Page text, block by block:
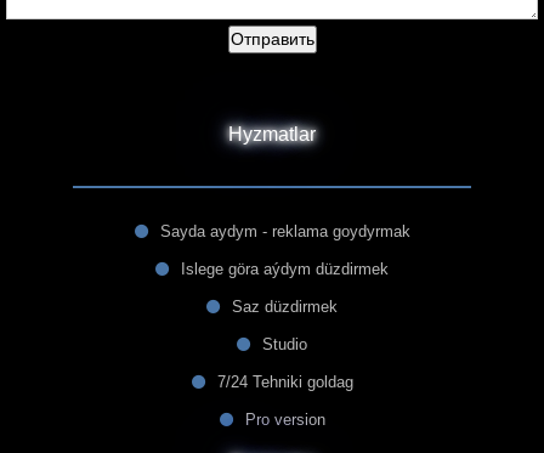
Отправить
Hyzmatlar
Sayda aydym - reklama goydyrmak
Islege göra aýdym düzdirmek
Saz düzdirmek
Studio
7/24 Tehniki goldag
Pro version